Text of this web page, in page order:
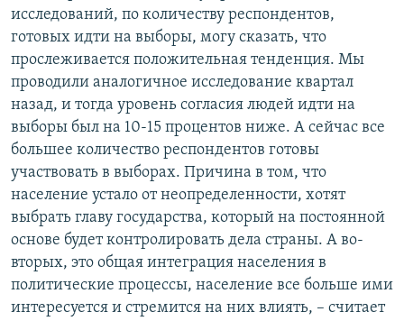
исследований, по количеству респондентов,
готовых идти на выборы, могу сказать, что
прослеживается положительная тенденция. Мы
проводили аналогичное исследование квартал
назад, и тогда уровень согласия людей идти на
выборы был на 10-15 процентов ниже. А сейчас все
большее количество респондентов готовы
участвовать в выборах. Причина в том, что
население устало от неопределенности, хотят
выбрать главу государства, который на постоянной
основе будет контролировать дела страны. А во-
вторых, это общая интеграция населения в
политические процессы, население все больше ими
интересуется и стремится на них влиять, – считает